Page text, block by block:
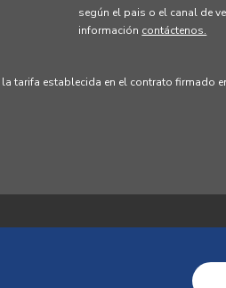
según el pais o el canal de
información contáctenos.
la tarifa establecida en el contrato firmado